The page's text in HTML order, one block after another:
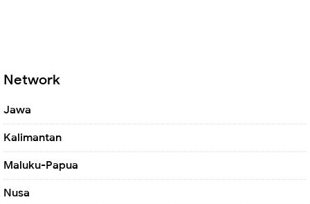
Network
Jawa
Kalimantan
Maluku-Papua
Nusa